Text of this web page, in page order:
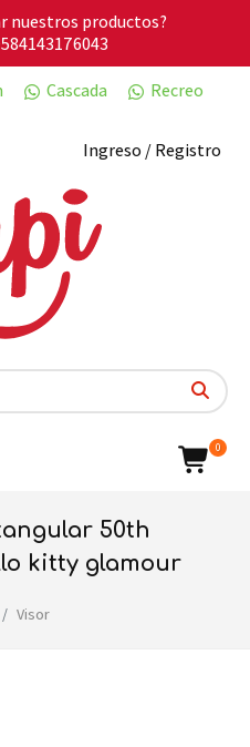
nuestros productos?
Cascada Recreo
Ingreso / Registro
0
kitty glamour
Visor